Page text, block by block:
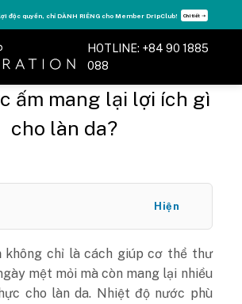
độc quyền, chỉ DÀNH RIÊNG cho Member DripClub! Chi tiết ➝
HOTLINE: +84 90 1885
088
ấm mang lại lợi ích gì
cho làn da?
Hiện
không chỉ là cách giúp cơ thể thư
mệt mỏi mà còn mang lại nhiều
cho làn da. Nhiệt độ nước phù